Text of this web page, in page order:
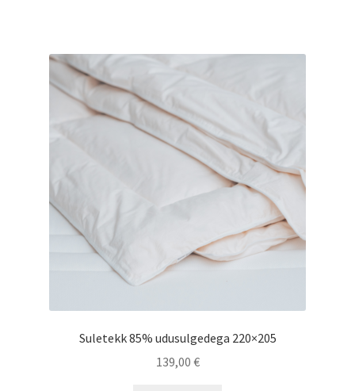
tootelehel.
Suletekk 85% udusulgedega 220×205
139,00 €